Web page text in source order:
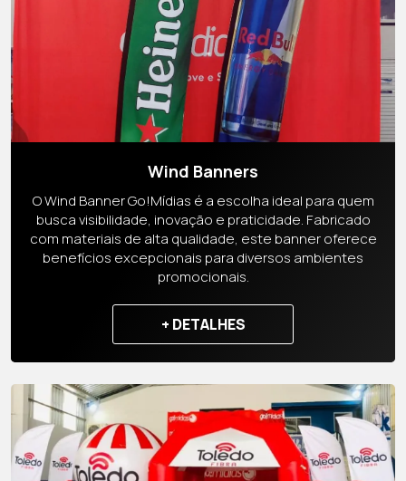
Wind Banners
O Wind Banner Go!Mídias é a escolha ideal para quem
busca visibilidade, inovação e praticidade. Fabricado
com materiais de alta qualidade, este banner oferece
benefícios excepcionais para diversos ambientes
promocionais.
+ DETALHES